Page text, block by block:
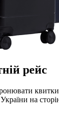
рейс
на